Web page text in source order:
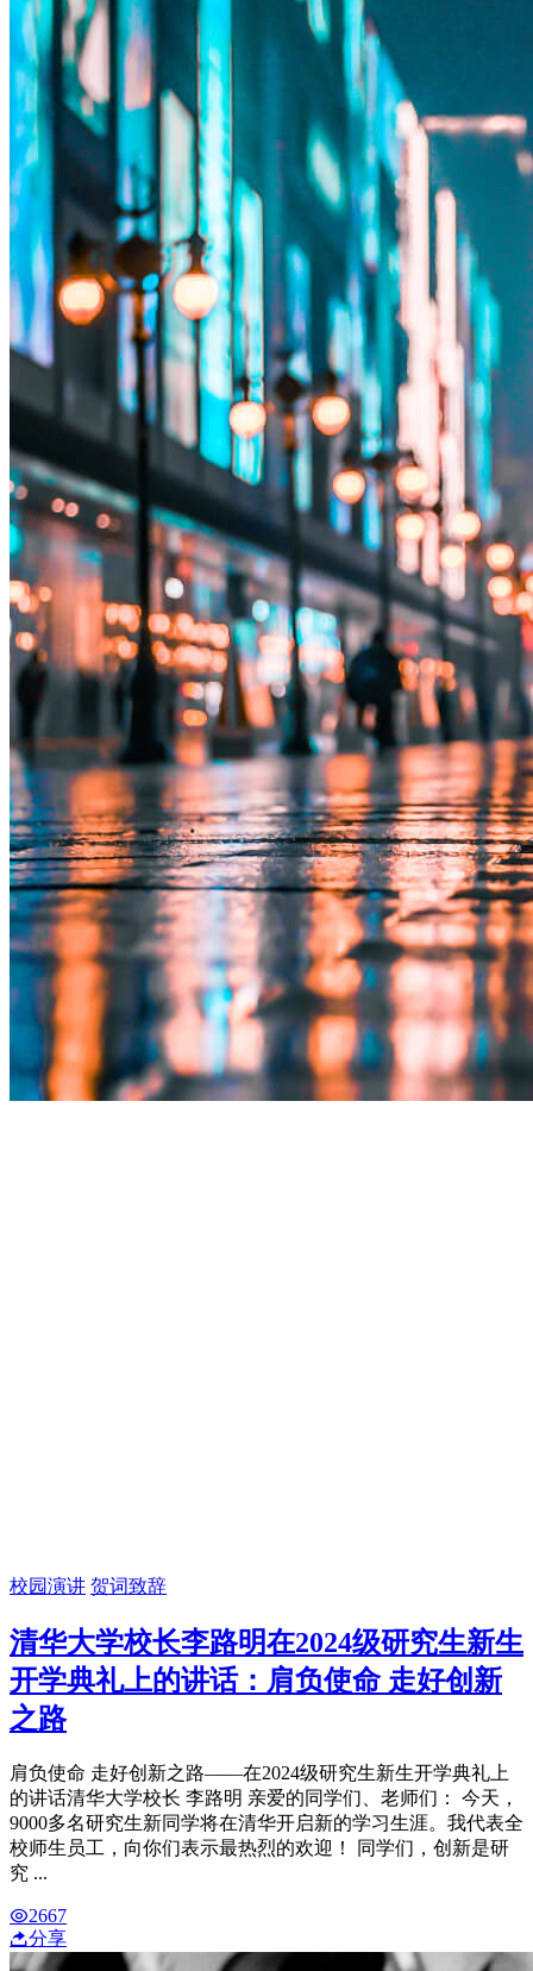
校园演讲 贺词致辞
清华大学校长李路明在2024级研究生新生
开学典礼上的讲话：肩负使命 走好创新
之路
肩负使命 走好创新之路——在2024级研究生新生开学典礼上
的讲话清华大学校长 李路明 亲爱的同学们、老师们： 今天，
9000多名研究生新同学将在清华开启新的学习生涯。我代表全
校师生员工，向你们表示最热烈的欢迎！ 同学们，创新是研
究 ...
2667
分享